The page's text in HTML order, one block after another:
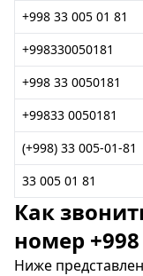
+998 33 005 01 81
+998330050181
+998 33 0050181
+99833 0050181
(+998) 33 005-01-81
33 005 01 81
Как
номер +998
Ниже